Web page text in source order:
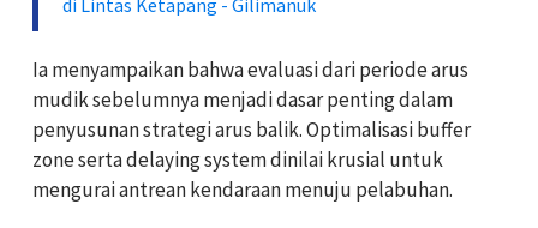
Ia menyampaikan bahwa evaluasi dari periode arus
mudik sebelumnya menjadi dasar penting dalam
penyusunan strategi arus balik. Optimalisasi buffer
zone serta delaying system dinilai krusial untuk
mengurai antrean kendaraan menuju pelabuhan.